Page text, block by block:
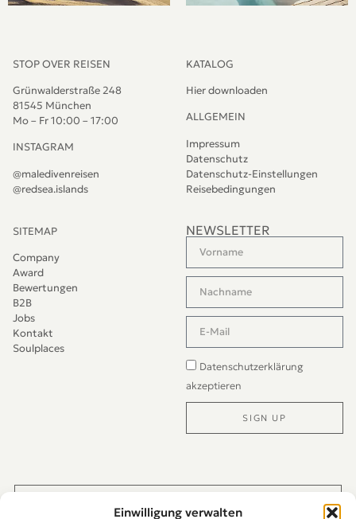
Einwilligung verwalten
STOP OVER REISEN
Grünwalderstraße 248
81545 München
Mo – Fr 10:00 – 17:00
INSTAGRAM
@maledivenreisen
@redsea.islands
KATALOG
Hier downloaden
ALLGEMEIN
Impressum
Datenschutz
Datenschutz-Einstellungen
Reisebedingungen
SITEMAP
Company
Award
Bewertungen
B2B
Jobs
Kontakt
Soulplaces
NEWSLETTER
Datenschutzerklärung
akzeptieren
SIGN UP